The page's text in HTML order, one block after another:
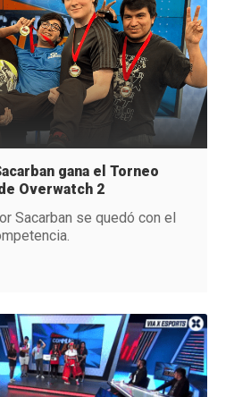
gana el Torneo
Overwatch 2
Sacarban se quedó con el